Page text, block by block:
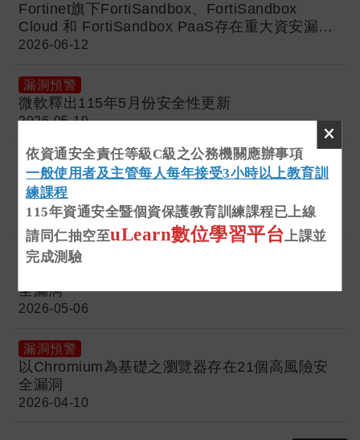
依資通安全責任等級C級之公務機關應辦事項
一般使用者及主管每人每年接受3小時以上教育訓
練課程
115年資通安全暨個資保護教育訓練課程已上線
請同仁抽空至uLearn數位學習平台 上課並
完成測驗
Fortinet旗下FortiSandbox、FortiSandbox
Cloud 和 FortiSandbox PaaS存在重大資安漏洞
(CVE-2026-25089)
2026-06-12
漏洞預警
微軟釋出115年5月份安全性更新
2026-05-19
漏洞預警
Canvas供應商Instructure遭駭客組織
ShinyHunters入侵
2026-05-12
漏洞預警
全漏洞
2026-05-06
漏洞預警
以Chromium為基礎之瀏覽器存在21個高風險安
全漏洞
2026-04-10